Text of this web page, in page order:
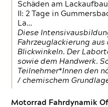
Schäden am
II: 2 Tage in
La…
Diese
Fahrzeuglackierung
Blickwinkeln. Der
sowie dem Handwerk.
Teilnehmer*Innen den
/ chemischem
Motorrad Fahrdynamik